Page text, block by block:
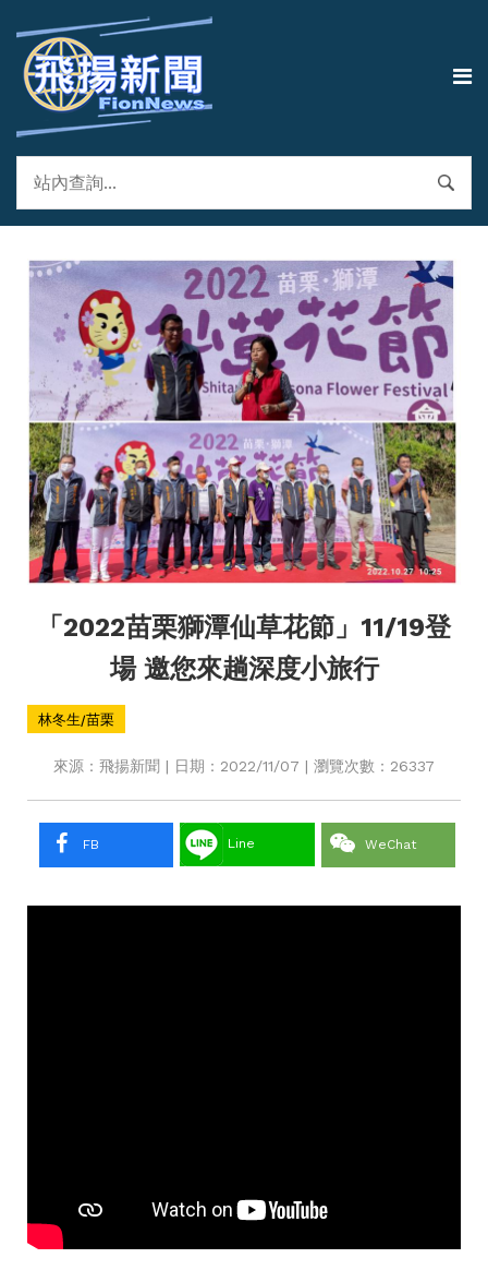
「2022苗栗獅潭仙草花節」11/19登
場 邀您來趟深度小旅行
林冬生/苗栗
來源：飛揚新聞 | 日期：2022/11/07 | 瀏覽次數：26337
FB Line WeChat